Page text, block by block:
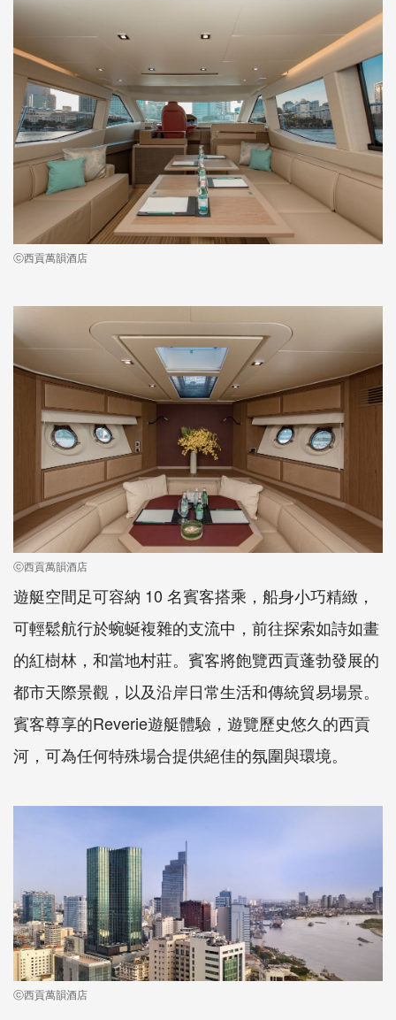
ⓒ西貢萬韻酒店
ⓒ西貢萬韻酒店
遊艇空間足可容納 10 名賓客搭乘，船身小巧精緻，
可輕鬆航行於蜿蜒複雜的支流中，前往探索如詩如畫
的紅樹林，和當地村莊。賓客將飽覽西貢蓬勃發展的
都市天際景觀，以及沿岸日常生活和傳統貿易場景。
賓客尊享的Reverie遊艇體驗，遊覽歷史悠久的西貢
河，可為任何特殊場合提供絕佳的氛圍與環境。
ⓒ西貢萬韻酒店